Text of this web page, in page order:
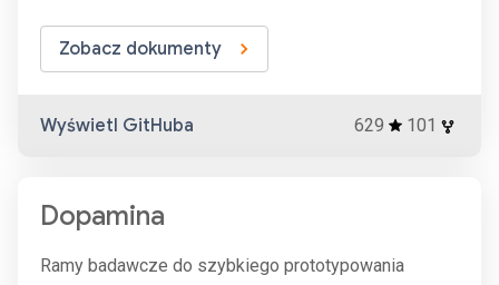
Zobacz dokumenty
Wyświetl GitHuba 629 101
Dopamina
Ramy badawcze do szybkiego prototypowania